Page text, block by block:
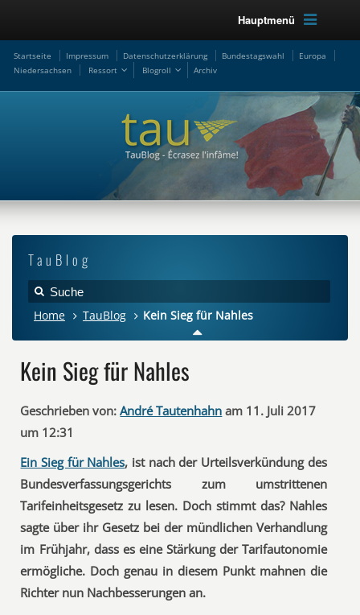
Hauptmenü
Startseite Impressum Datenschutzerklärung Bundestagswahl
Europa
Niedersachsen
Ressort Blogroll Archiv
TauBlog
Home TauBlog Kein Sieg für Nahles
Kein Sieg für Nahles
Geschrieben von: André Tautenhahn am 11. Juli 2017
um 12:31
Ein Sieg für Nahles, ist nach der Urteilsverkündung des
Bundesverfassungsgerichts zum umstrittenen
Tarifeinheitsgesetz zu lesen. Doch stimmt das? Nahles
sagte über ihr Gesetz bei der mündlichen Verhandlung
im Frühjahr, dass es eine Stärkung der Tarifautonomie
ermögliche. Doch genau in diesem Punkt mahnen die
Richter nun Nachbesserungen an.